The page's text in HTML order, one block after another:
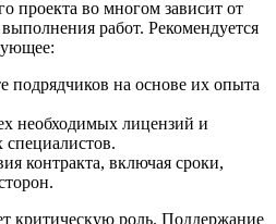
проекта во многом зависит от
работ. Рекомендуется
на основе их опыта
необходимых лицензий и
контракта, включая сроки,
критическую роль. Поддержание